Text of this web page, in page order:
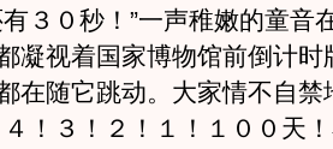
０秒！”一声稚嫩的童音
凝视着国家博物馆前倒计时
在随它跳动。大家情不自禁
！３！２！１！１００天